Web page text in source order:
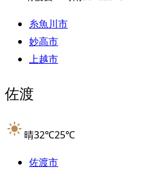
糸魚川市
妙高市
上越市
佐渡
晴32℃25℃
佐渡市